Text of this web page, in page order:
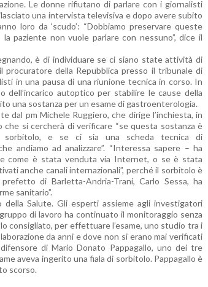
Le donne rifiutano di parlare con i giornalisti
una intervista televisiva e dopo avere subito
loro da ‘scudo’: “Dobbiamo preservare queste
paziente non vuole parlare con nessuno”, dice il
è di individuare se ci siano state attività di
della Repubblica presso il tribunale di
in una pausa di una riunione tecnica in corso. In
dell’incarico autoptico per stabilire le cause della
una sostanza per un esame di gastroenterologia.
pm Michele Ruggiero, che dirige l’inchiesta, in
che si cercherà di verificare “se questa sostanza è
sorbitolo, e se ci sia una scheda tecnica di
andiamo ad analizzare”. “Interessa sapere – ha
come è stata venduta via Internet, o se è stata
anche canali internazionali”, perché il sorbitolo è
di Barletta-Andria-Trani, Carlo Sessa, ha
sanitario”.
Salute. Gli esperti assieme agli investigatori
di lavoro ha continuato il monitoraggio senza
consigliato, per effettuare l’esame, uno studio tra i
da anni e dove non si erano mai verificati
di Mario Donato Pappagallo, uno dei tre
aveva ingerito una fiala di sorbitolo. Pappagallo è
scorso.